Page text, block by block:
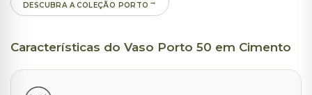
DESCUBRA A COLEÇÃO PORTO
Características do Vaso Porto 50 em Cimento